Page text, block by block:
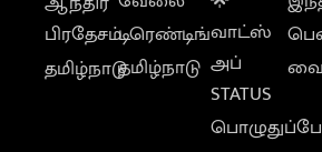
பிரதேசம்
தமிழ்நாடு
டிரெண்டிங்
தமிழ்நாடு
வாட்ஸ்
அப்
STATUS